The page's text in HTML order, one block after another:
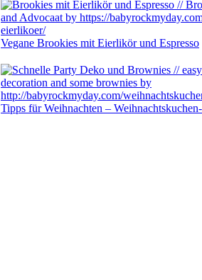
Vegane Brookies mit Eierlikör und Espresso
Tipps für Weihnachten –